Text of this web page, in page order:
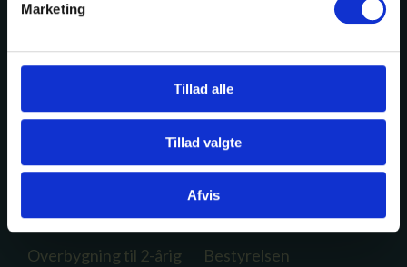
Marketing
Tillad alle
Tillad valgte
Afvis
2-årig hf
Overbygning til 2-årig
Personale
Bestyrelsen